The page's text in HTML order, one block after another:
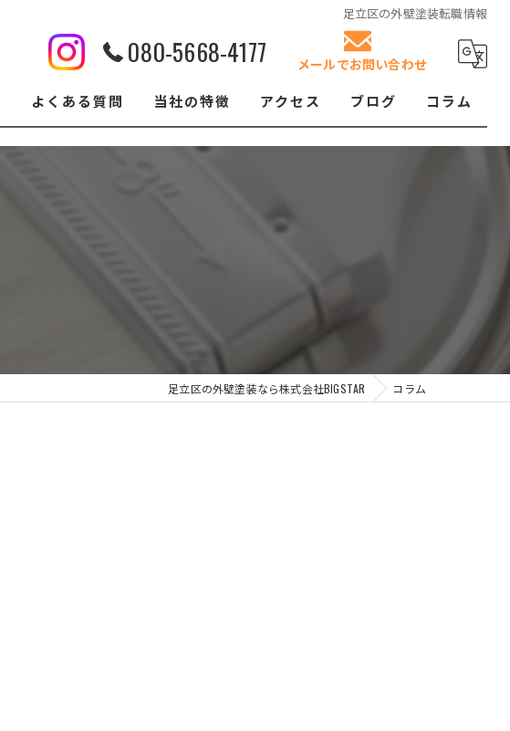
足立区の外壁塗装転職情報
080-5668-4177 メールでお問い合わせ
よくある質問 当社の特徴 アクセス ブログ コラム
足立区の外壁塗装なら株式会社BIGSTAR コラム